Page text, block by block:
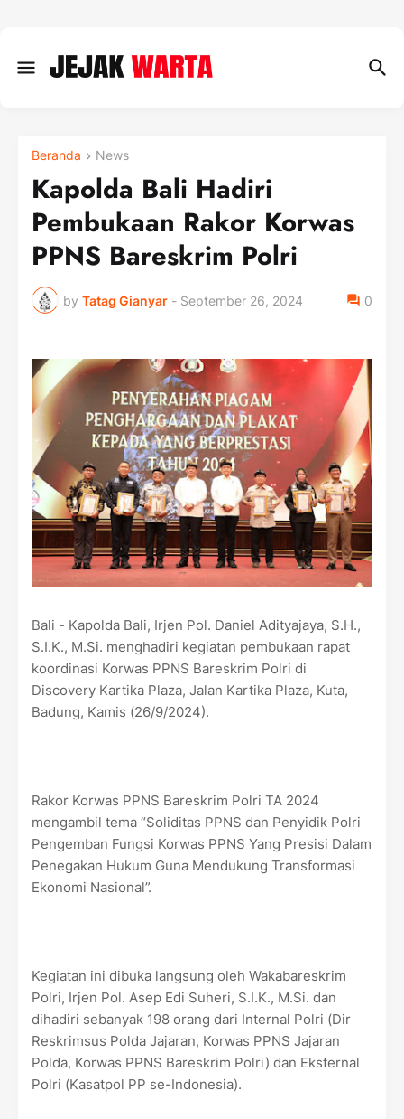
Beranda News
Kapolda Bali Hadiri
Pembukaan Rakor Korwas
PPNS Bareskrim Polri
by Tatag Gianyar - September 26, 2024 0
Bali - Kapolda Bali, Irjen Pol. Daniel Adityajaya, S.H.,
S.I.K., M.Si. menghadiri kegiatan pembukaan rapat
koordinasi Korwas PPNS Bareskrim Polri di
Discovery Kartika Plaza, Jalan Kartika Plaza, Kuta,
Badung, Kamis (26/9/2024).
Rakor Korwas PPNS Bareskrim Polri TA 2024
mengambil tema “Soliditas PPNS dan Penyidik Polri
Pengemban Fungsi Korwas PPNS Yang Presisi Dalam
Penegakan Hukum Guna Mendukung Transformasi
Ekonomi Nasional”.
Kegiatan ini dibuka langsung oleh Wakabareskrim
Polri, Irjen Pol. Asep Edi Suheri, S.I.K., M.Si. dan
dihadiri sebanyak 198 orang dari Internal Polri (Dir
Reskrimsus Polda Jajaran, Korwas PPNS Jajaran
Polda, Korwas PPNS Bareskrim Polri) dan Eksternal
Polri (Kasatpol PP se-Indonesia).